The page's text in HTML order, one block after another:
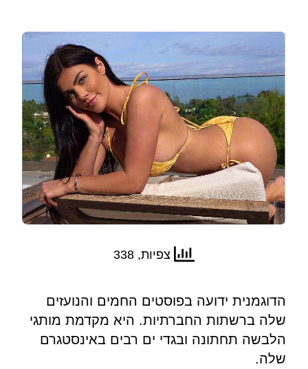
צפיות, 338
הדוגמנית ידועה בפוסטים החמים והנועזים
שלה ברשתות החברתיות. היא מקדמת מותגי
הלבשה תחתונה ובגדי ים רבים באינסטגרם
שלה.